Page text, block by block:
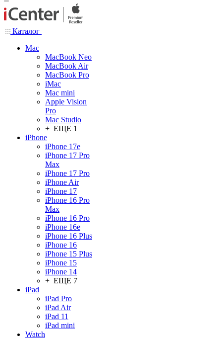
Каталог
Mac
MacBook Neo
MacBook Air
MacBook Pro
iMac
Mac mini
Apple Vision
Pro
Mac Studio
+ ЕЩЕ 1
iPhone
iPhone 17e
iPhone 17 Pro
Max
iPhone 17 Pro
iPhone Air
iPhone 17
iPhone 16 Pro
Max
iPhone 16 Pro
iPhone 16e
iPhone 16 Plus
iPhone 16
iPhone 15 Plus
iPhone 15
iPhone 14
+ ЕЩЕ 7
iPad
iPad Pro
iPad Air
iPad 11
iPad mini
Watch